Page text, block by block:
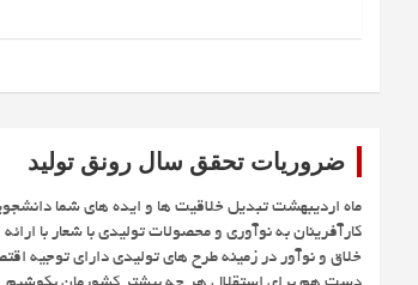
ضروریات تحقق سال رونق تولید
ماه اردیبهشت تبدیل خلاقیت ها و ایده های شما
کارآفرینان به نوآوری و محصولات تولیدی با شعار با
خلاق و نوآور در زمینه طرح های تولیدی دارای توجیه